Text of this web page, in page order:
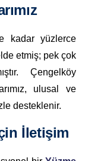
kadar yüzlerce
etmiş; pek çok
Çengelköy
ulusal ve
desteklenir.
İletişim